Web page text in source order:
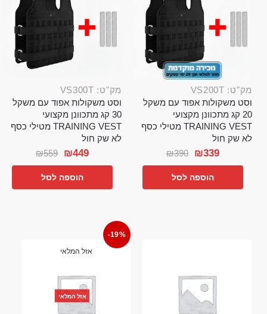
מק"ט: VS200T
וסט משקולות אפוד עם משקל
20 קג מתכוונן מקצועי
TRAINING VEST מטילי כסף
לא שק חול
₪390 ₪339
הוספה לסל
מק"ט: VS300T
וסט משקולות אפוד עם משקל
30 קג מתכוונן מקצועי
TRAINING VEST מטילי כסף
לא שק חול
₪559 ₪449
הוספה לסל
-19%
אזל המלאי
אזל המלאי